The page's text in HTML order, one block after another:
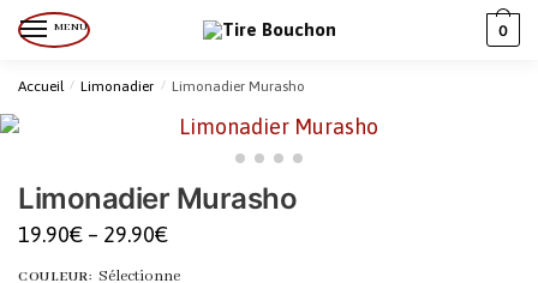
MENU 0
Accueil / Limonadier / Limonadier Murasho
Limonadier Murasho
19.90€ – 29.90€
COULEUR: Sélectionne